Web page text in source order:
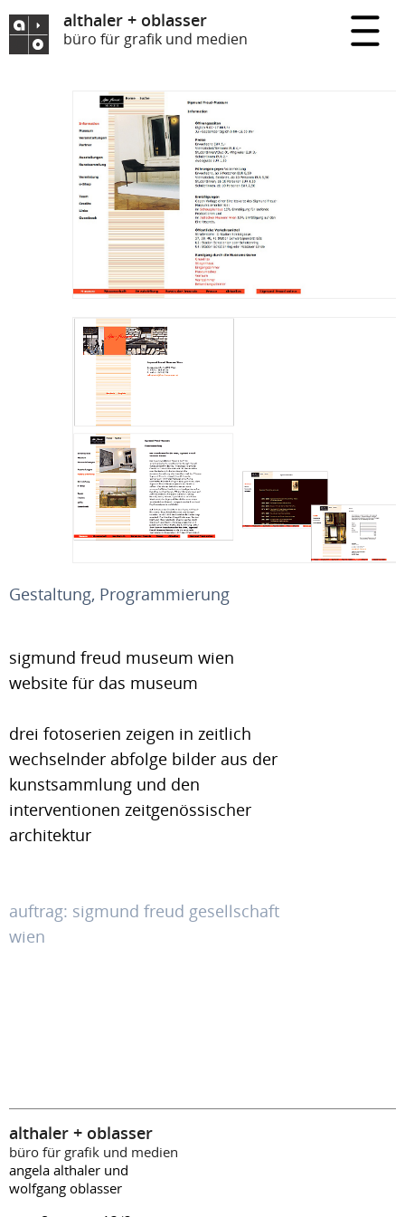
althaler + oblasser
büro für grafik und medien
Gestaltung, Programmierung
sigmund freud museum wien
website für das museum
drei fotoserien zeigen in zeitlich
wechselnder abfolge bilder aus der
kunstsammlung und den
interventionen zeitgenössischer
architektur
auftrag: sigmund freud gesellschaft
wien
althaler + oblasser
büro für grafik und medien
angela althaler und
wolfgang oblasser